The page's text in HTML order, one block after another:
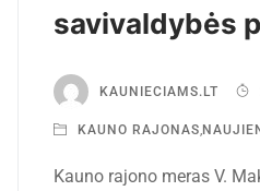
savivaldybės
KAUNIECIAMS.LT
KAUNO RAJONAS
Kauno rajono meras V.